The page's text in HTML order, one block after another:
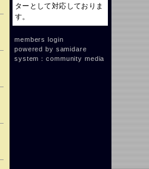
ターとして対応しておりま
す。
members login
powered by samidare
system：community media